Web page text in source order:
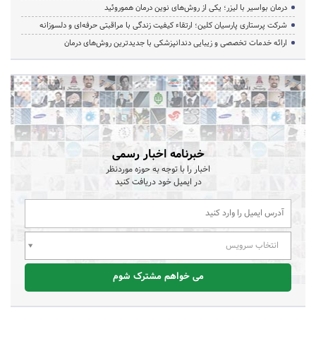
درمان بواسیر با لیزر؛ یکی از روش‌های نوین درمان هموروئید
شرکت پرستاری پارسیان کلین؛ ارتقاء کیفیت زندگی با مراقبتی حرفه‌ای و دلسوزانه
ارائه خدمات تخصصی و زیبایی دندانپزشکی با جدیدترین روش‌های درمان
خبرنامه اخبار رسمی
اخبار را با توجه به حوزه موردنظر
در ایمیل خود دریافت کنید
انتخاب سرویس
می خواهم مشترک شوم